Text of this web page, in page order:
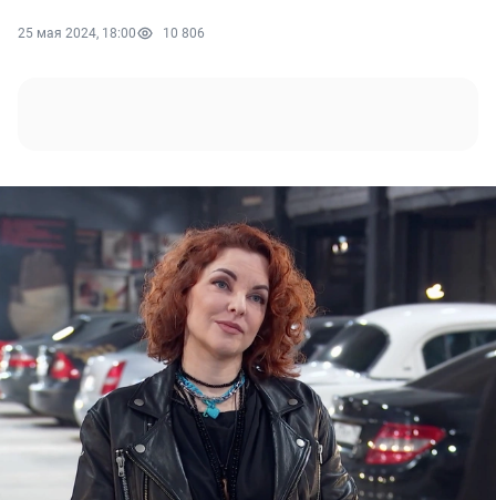
25 мая 2024, 18:00 10 806